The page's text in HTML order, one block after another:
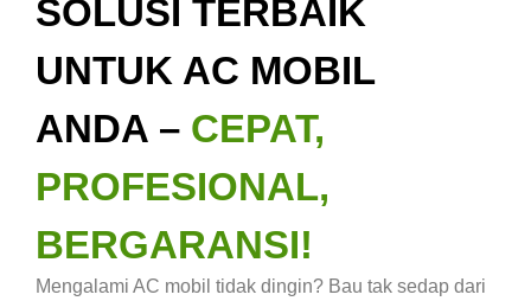
SOLUSI TERBAIK
UNTUK AC MOBIL
ANDA – CEPAT,
PROFESIONAL,
BERGARANSI!
Mengalami AC mobil tidak dingin? Bau tak sedap dari